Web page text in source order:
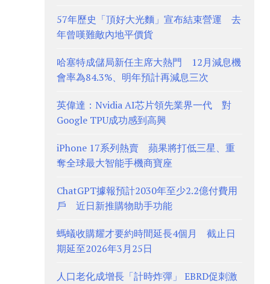
57年歷史「頂好大光麵」宣布結束營運 去
年曾嘆難敵內地平價貨
哈塞特成儲局新任主席大熱門 12月減息機
會率為84.3%、明年預計再減息三次
英偉達：Nvidia AI芯片領先業界一代 對
Google TPU成功感到高興
iPhone 17系列熱賣 蘋果將打低三星、重
奪全球最大智能手機商寶座
ChatGPT據報預計2030年至少2.2億付費用
戶 近日新推購物助手功能
螞蟻收購耀才要約時間延長4個月 截止日
期延至2026年3月25日
人口老化成增長「計時炸彈」 EBRD促刺激